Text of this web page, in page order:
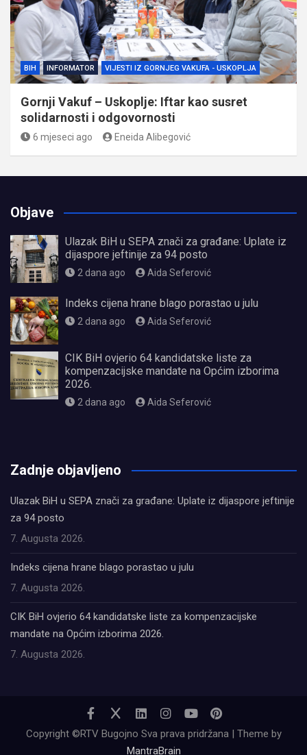
BIH INFORMATOR VIJESTI IZ GORNJEG VAKUFA - USKOPLJA
Gornji Vakuf – Uskoplje: Iftar kao susret
solidarnosti i odgovornosti
6 mjeseci ago Eneida Alibegović
Objave
Ulazak BiH u SEPA znači za građane: Uplate iz
dijaspore jeftinije za 94 posto
2 dana ago Aida Seferović
Indeks cijena hrane blago porastao u julu
2 dana ago Aida Seferović
CIK BiH ovjerio 64 kandidatske liste za
kompenzacijske mandate na Općim izborima
2026.
2 dana ago Aida Seferović
Zadnje objavljeno
Ulazak BiH u SEPA znači za građane: Uplate iz dijaspore jeftinije
za 94 posto
7. Augusta 2026.
Indeks cijena hrane blago porastao u julu
7. Augusta 2026.
CIK BiH ovjerio 64 kandidatske liste za kompenzacijske
mandate na Općim izborima 2026.
7. Augusta 2026.
Copyright ©RTV Bugojno Sva prava pridržana | Theme by
MantraBrain